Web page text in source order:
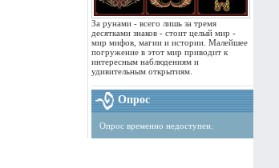
За рунами - всего лишь за тремя
десятками знаков - стоит целый мир -
мир мифов, магии и истории. Малейшее
погружение в этот мир приводит к
интересным наблюдениям и
удивительным открытиям.
Опрос
Опрос временно недоступен.